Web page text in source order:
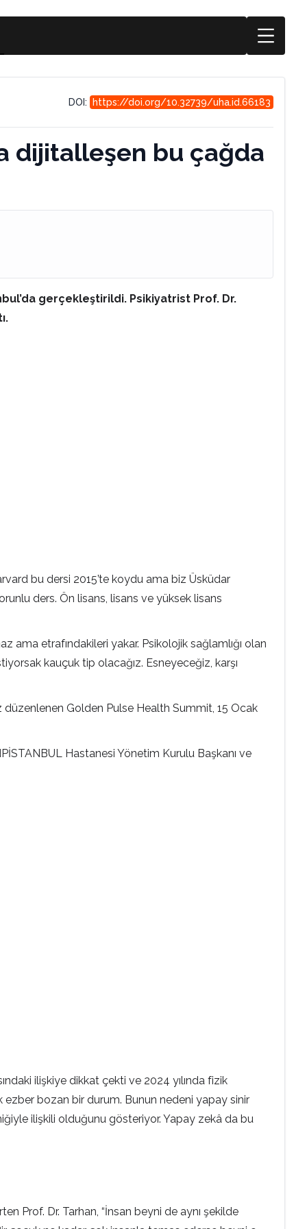
DOI: https://doi.org/10.32739/uha.id.66183
dijitalleşen bu çağda
gerçekleştirildi. Psikiyatrist Prof. Dr.
bu dersi 2015’te koydu ama biz Üsküdar
ders. Ön lisans, lisans ve yüksek lisans
ama etrafındakileri yakar. Psikolojik sağlamlığı olan
kauçuk tip olacağız. Esneyeceğiz, karşı
düzenlenen Golden Pulse Health Summit, 15 Ocak
Hastanesi Yönetim Kurulu Başkanı ve
ilişkiye dikkat çekti ve 2024 yılında fizik
bozan bir durum. Bunun nedeni yapay sinir
ilişkili olduğunu gösteriyor. Yapay zekâ da bu
Prof. Dr. Tarhan, “İnsan beyni de aynı şekilde